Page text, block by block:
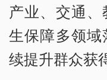
产业、交通
生保障多领
续提升群众获